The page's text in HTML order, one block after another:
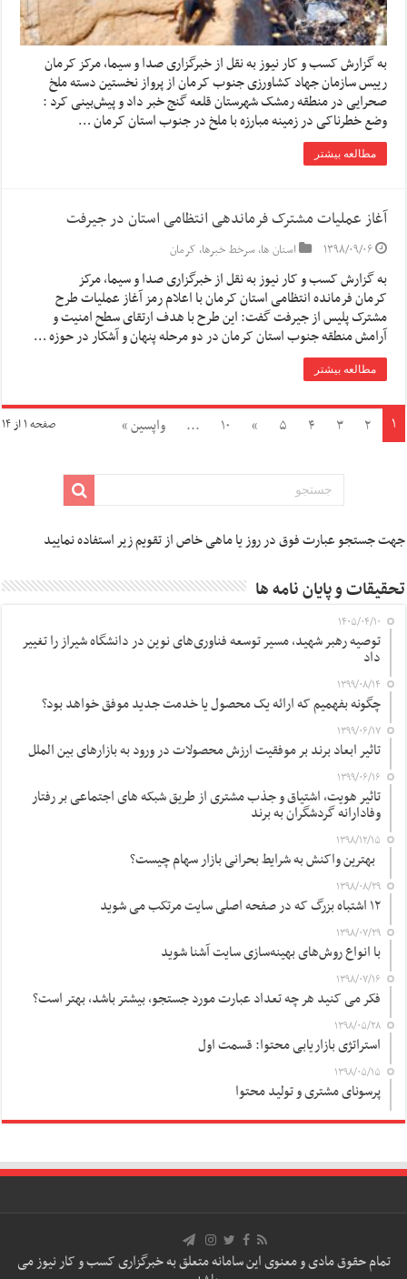
به گزارش کسب و کار نیوز به نقل از خبرگزاری صدا و سیما, مرکز کرمان
رییس سازمان جهاد کشاورزی جنوب کرمان از پرواز نخستین دسته‌ ملخ‌
صحرایی در منطقه رمشک شهرستان قلعه گنج خبر داد و پیش‌بینی کرد :
وضع خطرناکی در زمینه مبارزه با ملخ در جنوب استان کرمان …
مطالعه بیشتر
آغاز عملیات مشترک فرماندهی انتظامی استان در جیرفت
۱۳۹۸/۰۹/۰۶ استان ها,سرخط خبرها, کرمان
به گزارش کسب و کار نیوز به نقل از خبرگزاری صدا و سیما, مرکز
کرمان فرمانده انتظامی استان کرمان با اعلام رمز آغاز عملیات طرح
مشترک پلیس از جیرفت گفت: این طرح با هدف ارتقای سطح امنیت و
آرامش منطقه جنوب استان کرمان در دو مرحله پنهان و آشکار در حوزه …
مطالعه بیشتر
صفحه ۱ از ۱۴ ۱ ۲ ۳ ۴ ۵ » ۱۰ ... واپسین »
جهت جستجو عبارت فوق در روز یا ماهی خاص از تقویم زیر استفاده نمایید
تحقیقات و پایان نامه ها
۱۴۰۵/۰۴/۱۰
توصیه رهبر شهید، مسیر توسعه فناوری‌های نوین در دانشگاه شیراز را تغییر
داد
۱۳۹۹/۰۸/۱۴
چگونه بفهمیم که ارائه یک محصول یا خدمت جدید موفق خواهد بود؟
۱۳۹۹/۰۶/۱۷
تاثیر ابعاد برند بر موفقیت ارزش محصولات در ورود به بازارهای بین الملل
۱۳۹۹/۰۶/۱۶
تاثیر هویت، اشتیاق و جذب مشتری از طریق شبکه های اجتماعی بر رفتار
وفادارانه گردشگران به برند
۱۳۹۸/۱۲/۱۵
بهترین واکنش به شرایط بحرانی بازار سهام چیست؟
۱۳۹۸/۰۸/۲۹
۱۲ اشتباه بزرگ که در صفحه اصلی سایت مرتکب می شوید
۱۳۹۸/۰۷/۲۹
با انواع روش‌های بهینه‌سازی سایت آشنا شوید
۱۳۹۸/۰۷/۱۶
فکر می کنید هر چه تعداد عبارت مورد جستجو، بیشتر باشد، بهتر است؟
۱۳۹۸/۰۵/۲۸
استراتژی بازاریابی محتوا: قسمت اول
۱۳۹۸/۰۵/۱۵
پرسونای مشتری و تولید محتوا
تمام حقوق مادی و معنوی این سامانه متعلق به خبرگزاری کسب و کار نیوز می